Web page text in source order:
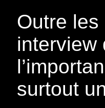
Outre
interview
surtout